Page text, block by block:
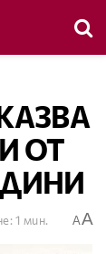
ОТ
1 мин. AA